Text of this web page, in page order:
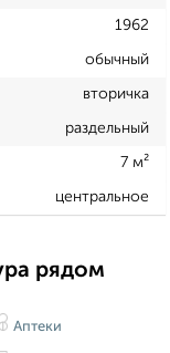
1962
обычный
вторичка
раздельный
7 м²
центральное
рядом
Аптеки